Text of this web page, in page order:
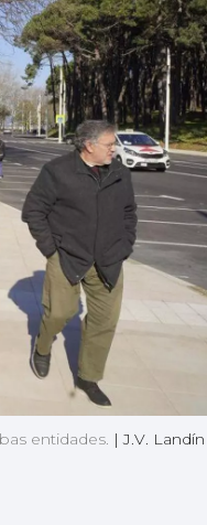
entidades. |J.V. Landín